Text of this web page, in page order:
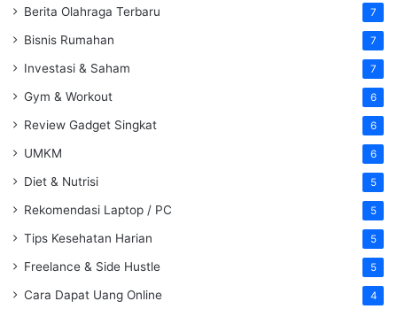
Berita Olahraga Terbaru 7
Bisnis Rumahan 7
Investasi & Saham 7
Gym & Workout 6
Review Gadget Singkat 6
UMKM 6
Diet & Nutrisi 5
Rekomendasi Laptop / PC 5
Tips Kesehatan Harian 5
Freelance & Side Hustle 5
Cara Dapat Uang Online 4